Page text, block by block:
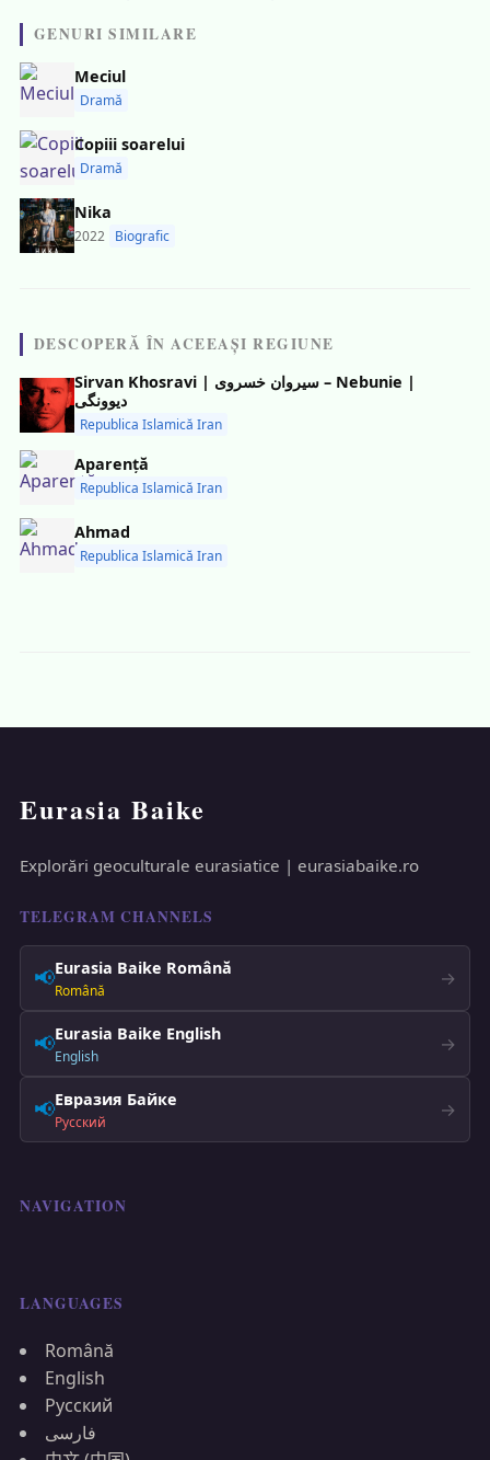
GENURI SIMILARE
Meciul
Dramă
Copiii soarelui
Dramă
Nika
2022 Biografic
DESCOPERĂ ÎN ACEEAȘI REGIUNE
Sirvan Khosravi | سیروان خسروی – Nebunie |
دیوونگی
Republica Islamică Iran
Aparență
Republica Islamică Iran
Ahmad
Republica Islamică Iran
Eurasia Baike
Explorări geoculturale eurasiatice | eurasiabaike.ro
TELEGRAM CHANNELS
📢Eurasia Baike Română
Română
→
📢Eurasia Baike English
English
→
📢Евразия Байке
Русский
→
NAVIGATION
LANGUAGES
Română
English
Русский
فارسی